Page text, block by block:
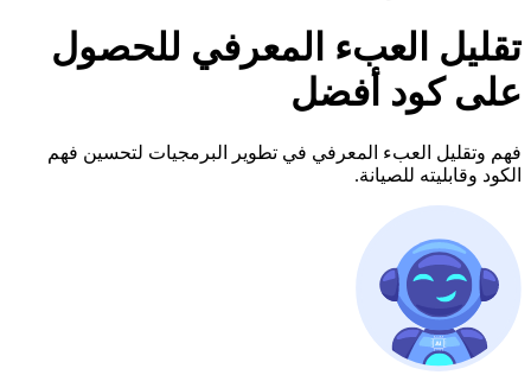
تقليل العبء المعرفي للحصول
على كود أفضل
فهم وتقليل العبء المعرفي في تطوير البرمجيات لتحسين فهم
الكود وقابليته للصيانة.